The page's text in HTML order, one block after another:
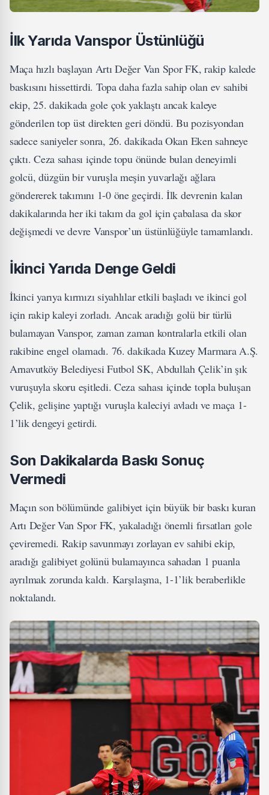
İlk Yarıda Vanspor Üstünlüğü
Maça hızlı başlayan Artı Değer Van Spor FK, rakip kalede
baskısını hissettirdi. Topa daha fazla sahip olan ev sahibi
ekip, 25. dakikada gole çok yaklaştı ancak kaleye
gönderilen top üst direkten geri döndü. Bu pozisyondan
sadece saniyeler sonra, 26. dakikada Okan Eken sahneye
çıktı. Ceza sahası içinde topu önünde bulan deneyimli
golcü, düzgün bir vuruşla meşin yuvarlağı ağlara
göndererek takımını 1-0 öne geçirdi. İlk devrenin kalan
dakikalarında her iki takım da gol için çabalasa da skor
değişmedi ve devre Vanspor’un üstünlüğüyle tamamlandı.
İkinci Yarıda Denge Geldi
İkinci yarıya kırmızı siyahlılar etkili başladı ve ikinci gol
için rakip kaleyi zorladı. Ancak aradığı golü bir türlü
bulamayan Vanspor, zaman zaman kontralarla etkili olan
rakibine engel olamadı. 76. dakikada Kuzey Marmara A.Ş.
Arnavutköy Belediyesi Futbol SK, Abdullah Çelik’in şık
vuruşuyla skoru eşitledi. Ceza sahası içinde topla buluşan
Çelik, gelişine yaptığı vuruşla kaleciyi avladı ve maça 1-
1’lik dengeyi getirdi.
Son Dakikalarda Baskı Sonuç
Vermedi
Maçın son bölümünde galibiyet için büyük bir baskı kuran
Artı Değer Van Spor FK, yakaladığı önemli fırsatları gole
çeviremedi. Rakip savunmayı zorlayan ev sahibi ekip,
aradığı galibiyet golünü bulamayınca sahadan 1 puanla
ayrılmak zorunda kaldı. Karşılaşma, 1-1’lik beraberlikle
noktalandı.